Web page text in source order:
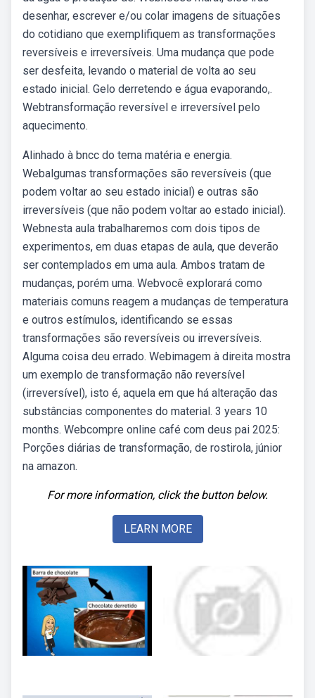
desenhar, escrever e/ou colar imagens de situações
do cotidiano que exemplifiquem as transformações
reversíveis e irreversíveis. Uma mudança que pode
ser desfeita, levando o material de volta ao seu
estado inicial. Gelo derretendo e água evaporando,.
Webtransformação reversível e irreversível pelo
aquecimento.
Alinhado à bncc do tema matéria e energia.
Webalgumas transformações são reversíveis (que
podem voltar ao seu estado inicial) e outras são
irreversíveis (que não podem voltar ao estado inicial).
Webnesta aula trabalharemos com dois tipos de
experimentos, em duas etapas de aula, que deverão
ser contemplados em uma aula. Ambos tratam de
mudanças, porém uma. Webvocê explorará como
materiais comuns reagem a mudanças de temperatura
e outros estímulos, identificando se essas
transformações são reversíveis ou irreversíveis.
Alguma coisa deu errado. Webimagem à direita mostra
um exemplo de transformação não reversível
(irreversível), isto é, aquela em que há alteração das
substâncias componentes do material. 3 years 10
months. Webcompre online café com deus pai 2025:
Porções diárias de transformação, de rostirola, júnior
na amazon.
For more information, click the button below.
LEARN MORE